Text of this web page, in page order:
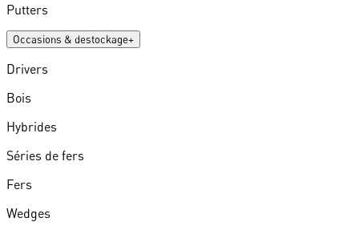
Putters
Occasions & destockage+
Drivers
Bois
Hybrides
Séries de fers
Fers
Wedges